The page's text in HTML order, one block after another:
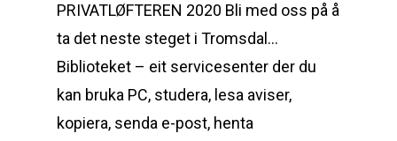
PRIVATLØFTEREN 2020 Bli med oss på å
ta det neste steget i Tromsdal…
Biblioteket – eit servicesenter der du
kan bruka PC, studera, lesa aviser,
kopiera, senda e-post, henta